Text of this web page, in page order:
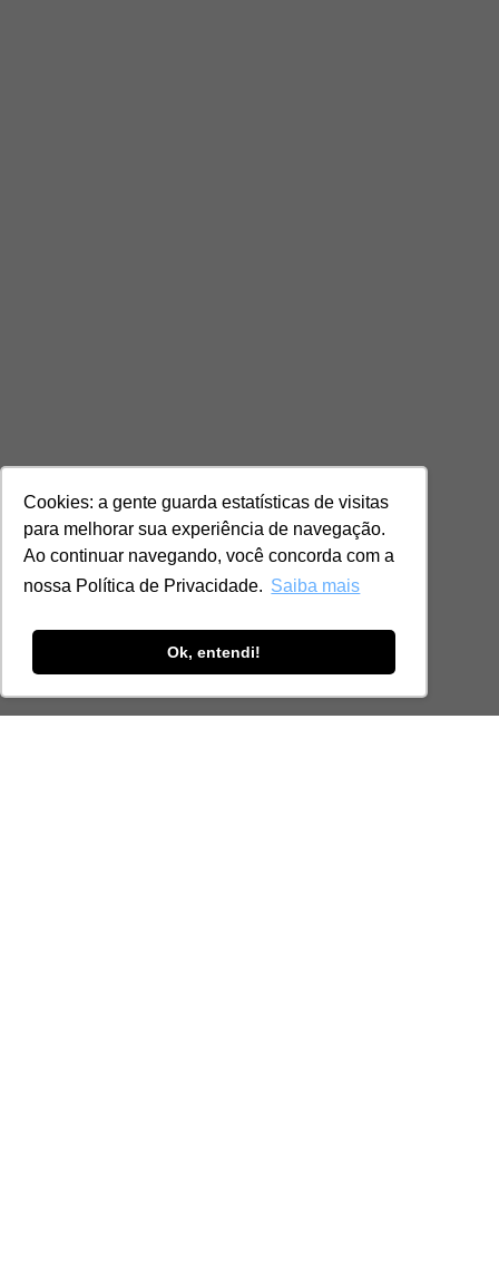
Cookies: a gente guarda estatísticas de visitas
para melhorar sua experiência de navegação.
Ao continuar navegando, você concorda com a
nossa Política de Privacidade. Saiba mais
Ok, entendi!